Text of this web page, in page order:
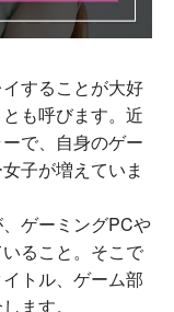
することが大好
も呼びます。近
で、自身のゲー
子が増えていま
ゲーミングPCや
ること。そこで
トル、ゲーム部
ます。